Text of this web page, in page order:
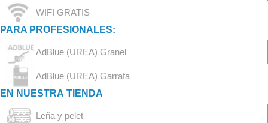
WIFI GRATIS
PARA PROFESIONALES:
AdBlue (UREA) Granel
AdBlue (UREA) Garrafa
EN NUESTRA TIENDA
Leña y pelet